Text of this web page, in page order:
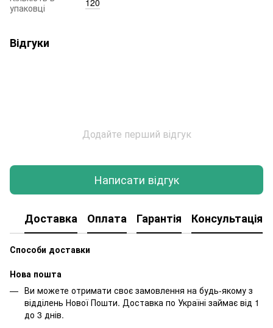
упаковці
Відгуки
Додайте перший відгук
Написати відгук
Доставка Оплата Гарантія Консультація
Способи доставки
Нова пошта
Ви можете отримати своє замовлення на будь-якому з
відділень Нової Пошти. Доставка по Україні займає від 1
до 3 днів.